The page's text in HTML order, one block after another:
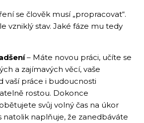
se člověk musí „propracovat“.
vzniklý stav. Jaké fáze mu tedy
– Máte novou práci, učíte se
a zajímavých věcí, vaše
vaší práce i budoucnosti
rostou. Dokonce
svůj volný čas na úkor
natolik naplňuje, že zanedbáváte